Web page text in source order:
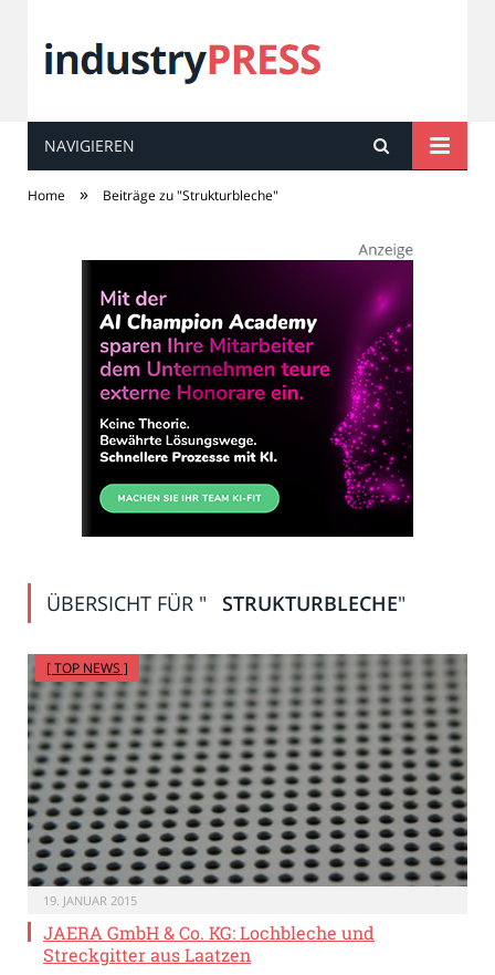
industryPRESS
NAVIGIEREN
Home » Beiträge zu "Strukturbleche"
ÜBERSICHT FÜR " STRUKTURBLECHE"
[ TOP NEWS ]
19. JANUAR 2015
JAERA GmbH & Co. KG: Lochbleche und
Streckgitter aus Laatzen